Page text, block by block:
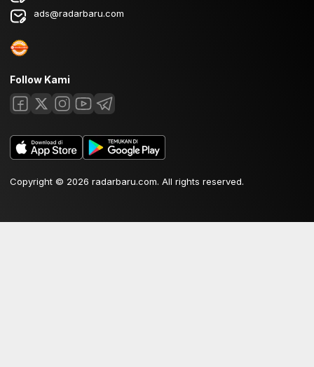
ads@radarbaru.com
Follow Kami
Copyright © 2026 radarbaru.com. All rights reserved.